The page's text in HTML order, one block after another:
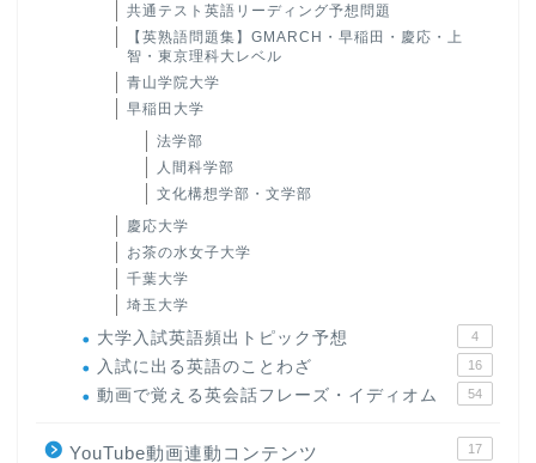
共通テスト英語リーディング予想問題
【英熟語問題集】GMARCH・早稲田・慶応・上
智・東京理科大レベル
青山学院大学
早稲田大学
法学部
人間科学部
文化構想学部・文学部
慶応大学
お茶の水女子大学
千葉大学
埼玉大学
大学入試英語頻出トピック予想 4
入試に出る英語のことわざ 16
動画で覚える英会話フレーズ・イディオム 54
YouTube動画連動コンテンツ 17